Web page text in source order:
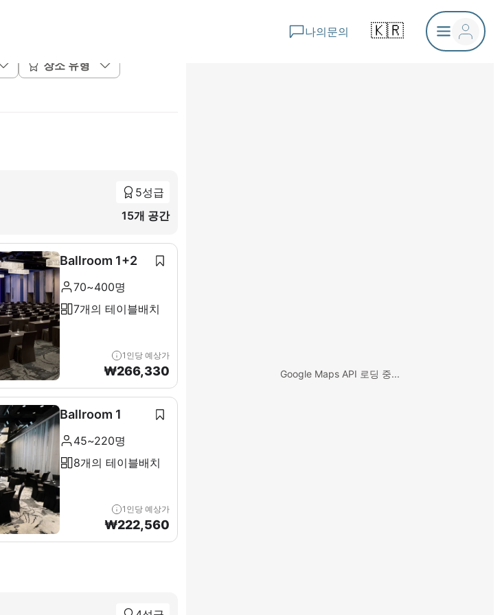
나의문의 🇰🇷
장소 유형
5성급
15개 공간
Ballroom 1+2
70~400명
7개의 테이블배치
1인당 예상가
₩266,330
Ballroom 1
45~220명
8개의 테이블배치
1인당 예상가
₩222,560
Google Maps API 로딩 중...